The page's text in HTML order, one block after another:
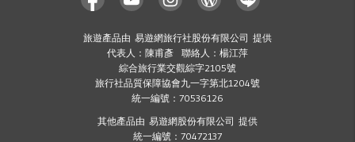
旅遊產品由 易遊網旅行社股份有限公司 提供
代表人：陳甫彥 聯絡人：楊江萍
綜合旅行業交觀綜字2105號
旅行社品質保障協會九一字第北1204號
統一編號：70536126
其他產品由 易遊網股份有限公司 提供
統一編號：70472137